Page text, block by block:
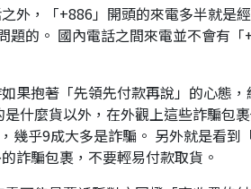
外，「+886」開頭的來電多半就是
的。 國內電話之間來電並不會有「
果抱著「先領先付款再說」的心態，
什麼貨以外，在外觀上這些詐騙包
乎9成大多是詐騙。 另外就是看到
詐騙包裹，不要輕易付款取貨。